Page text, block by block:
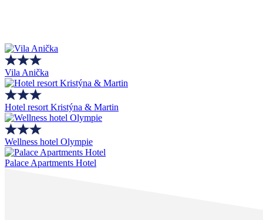
Vila Anička
Hotel resort Kristýna & Martin
Wellness hotel Olympie
Palace Apartments Hotel